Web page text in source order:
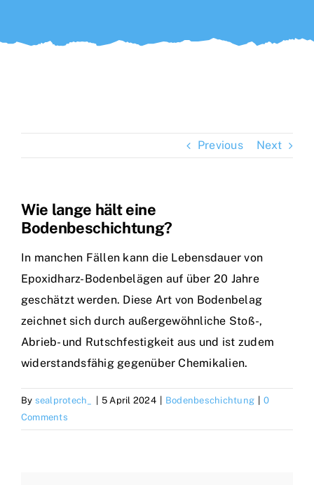
Previous Next
Wie lange hält eine
Bodenbeschichtung?
In manchen Fällen kann die Lebensdauer von
Epoxidharz-Bodenbelägen auf über 20 Jahre
geschätzt werden. Diese Art von Bodenbelag
zeichnet sich durch außergewöhnliche Stoß-,
Abrieb- und Rutschfestigkeit aus und ist zudem
widerstandsfähig gegenüber Chemikalien.
By sealprotech_ | 5 April 2024 | Bodenbeschichtung | 0
Comments